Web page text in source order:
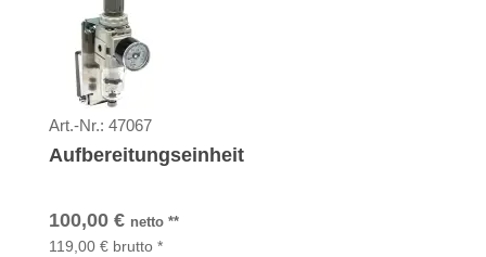
Art.-Nr.: 47067
Aufbereitungseinheit
100,00 € netto **
119,00 € brutto *